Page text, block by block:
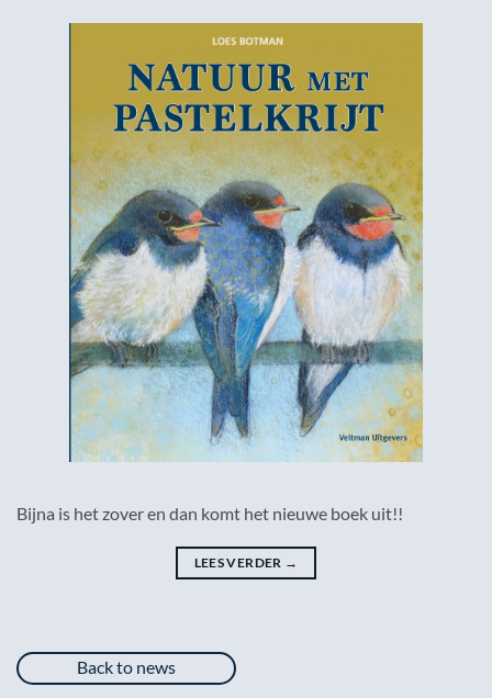
Bijna is het zover en dan komt het nieuwe boek uit!!
LEES VERDER →
Back to news